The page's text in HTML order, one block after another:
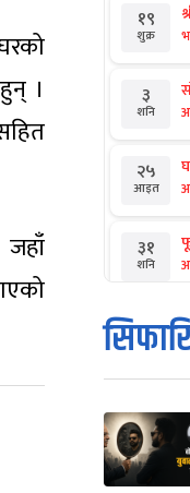
।
१९
शुक्र
३
शनि
२५
आइत
३१
शनि
१
आइत
मंगल
४